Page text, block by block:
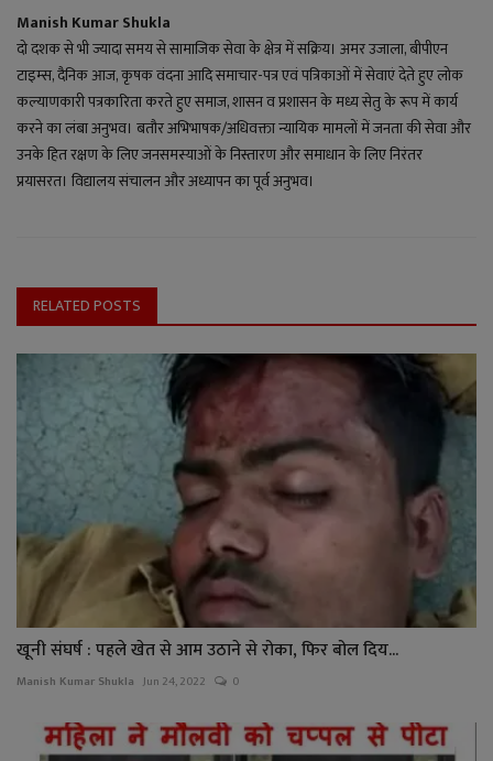
Manish Kumar Shukla
दो दशक से भी ज्यादा समय से सामाजिक सेवा के क्षेत्र में सक्रिय। अमर उजाला, बीपीएन
टाइम्स, दैनिक आज, कृषक वंदना आदि समाचार-पत्र एवं पत्रिकाओं में सेवाएं देते हुए लोक
कल्याणकारी पत्रकारिता करते हुए समाज, शासन व प्रशासन के मध्य सेतु के रूप में कार्य
करने का लंबा अनुभव। बतौर अभिभाषक/अधिवक्ता न्यायिक मामलों में जनता की सेवा और
उनके हित रक्षण के लिए जनसमस्याओं के निस्तारण और समाधान के लिए निरंतर
प्रयासरत। विद्यालय संचालन और अध्यापन का पूर्व अनुभव।
RELATED POSTS
खूनी संघर्ष : पहले खेत से आम उठाने से रोका, फिर बोल दिय...
Manish Kumar Shukla Jun 24, 2022 0